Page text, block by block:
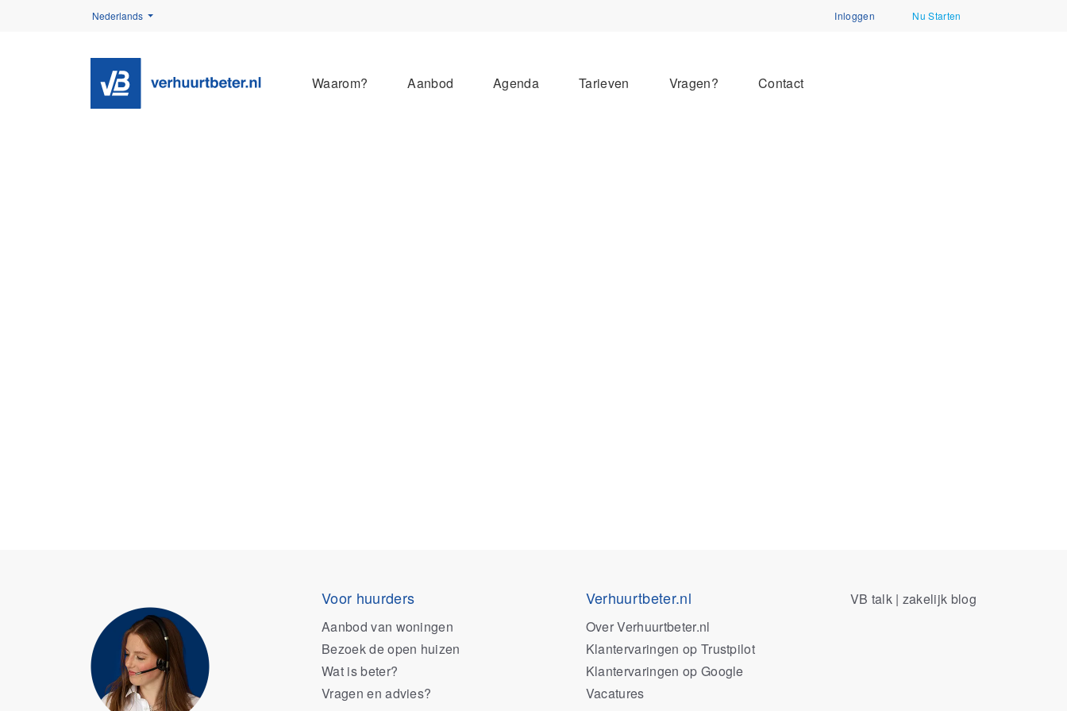
Nederlands Inloggen Nu Starten
Waarom? Aanbod Agenda Tarieven Vragen? Contact
Voor huurders
Aanbod van woningen
Bezoek de open huizen
Wat is beter?
Vragen en advies?
Verhuurtbeter.nl
Over Verhuurtbeter.nl
Klantervaringen op Trustpilot
Klantervaringen op Google
Vacatures
VB talk | zakelijk blog